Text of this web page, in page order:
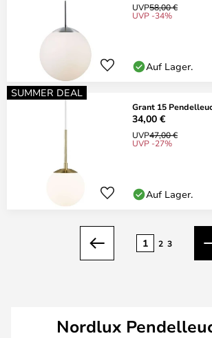
UVP58,00 €
UVP -34%
Auf Lager.
SUMMER DEAL
Grant 15
34,00 €
UVP47,00 €
UVP -27%
Auf Lager.
Zurück
1 2 3
Nordlux